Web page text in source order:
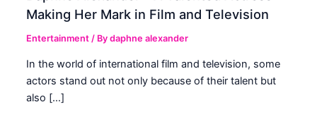
Making Her Mark in Film and Television
Entertainment / Bydaphne alexander
In the world of international film and television, some
actors stand out not only because of their talent but
also […]